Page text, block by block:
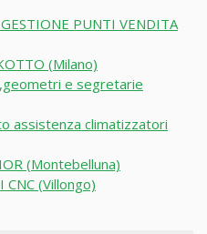
PUNTI VENDITA
(Milano)
e segretarie
assistenza climatizzatori
(Montebelluna)
CNC (Villongo)